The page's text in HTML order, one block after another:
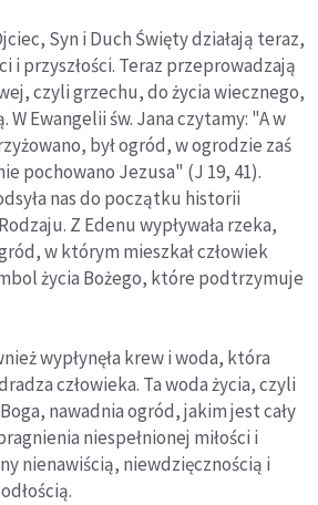
Syn i Duch Święty działają teraz,
i przyszłości. Teraz przeprowadzają
czyli grzechu, do życia wiecznego,
Ewangelii św. Jana czytamy: "A w
był ogród, w ogrodzie zaś
pochowano Jezusa" (J 19, 41).
nas do początku historii
Z Edenu wypływała rzeka,
w którym mieszkał człowiek
życia Bożego, które podtrzymuje
wypłynęła krew i woda, która
człowieka. Ta woda życia, czyli
nawadnia ogród, jakim jest cały
niespełnionej miłości i
nienawiścią, niewdzięcznością i